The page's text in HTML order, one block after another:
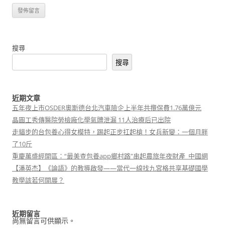
搜尋
搜尋
近期文章
五年夜上市OSDER奧斯德台北汽車險企上半年共攬保費1.76萬億元
晶圓工秀傳醫院勞檢廠化學氣體泄漏 11人治療后已出院
走貓步的台包養心得女模特，踢起正步扛起槍！女兵新變：一個月胖
了10斤
重慶萬盛經開區：“最美查包養app鄉村路”串起農旅年夜財產_中國網
【潘英杰】《論語》的教導啟發——當代一線找九宮格共享基礎國學
教學該若何開展？
近期留言
尚無留言可供顯示。